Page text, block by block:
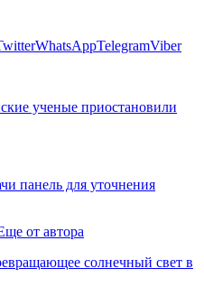
WhatsAppTelegramViber
ученые приостановили
панель для уточнения
от автора
солнечный свет в